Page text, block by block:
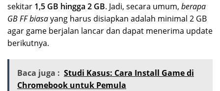
sekitar 1,5 GB hingga 2 GB. Jadi, secara umum, berapa
GB FF biasayang harus disiapkan adalah minimal 2 GB
agar game berjalan lancar dan dapat menerima update
berikutnya.
Baca juga : Studi Kasus: Cara Install Game di
Chromebook untuk Pemula